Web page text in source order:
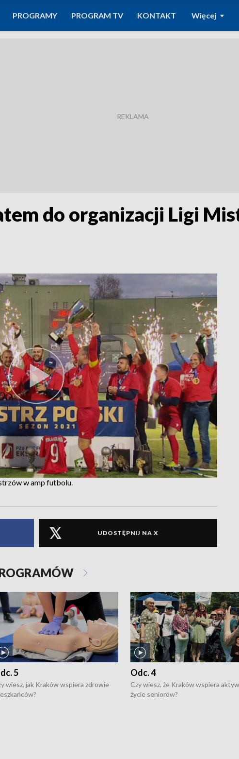
PROGRAMY PROGRAM TV KONTAKT Więcej
do organizacji Ligi
w amp futbolu.
UDOSTĘPNIJ NA X
5
wiesz, jak Kraków wspiera zdrowie
Odc. 4
Czy wiesz, że Kraków wspiera
życie seniorów?